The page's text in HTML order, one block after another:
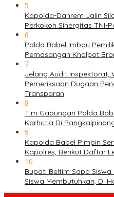
5
Kapolda-Danrem Jalin
Perkokoh Sinergitas TNI-
6
Polda Babel Imbau
Pemasangan Knalpot
7
Jelang Audit Inspektorat,
Pemeriksaan Dugaan
Transparan
8
Tim Gabungan Polda
Karhutla Di
9
Kapolda Babel Pimpin
Kapolres, Berikut Daftar
10
Bupati Beltim Sapa
Siswa Membutuhkan, Di